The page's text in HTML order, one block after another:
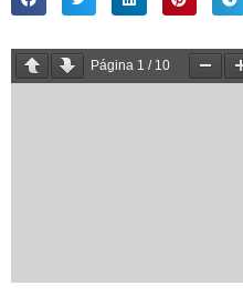
Página 1 / 10